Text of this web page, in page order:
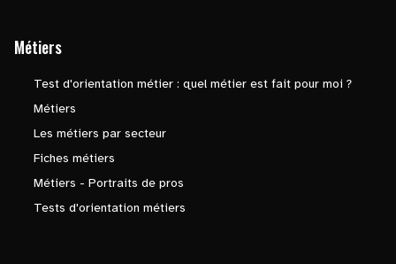
Métiers
Test d'orientation métier : quel métier est fait pour moi ?
Métiers
Les métiers par secteur
Fiches métiers
Métiers - Portraits de pros
Tests d'orientation métiers